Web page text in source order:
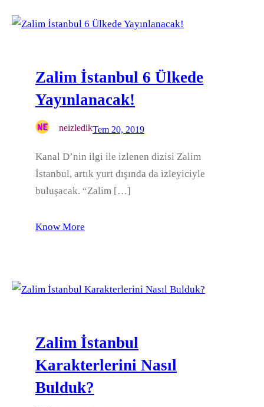
Zalim İstanbul 6 Ülkede
Yayınlanacak!
neizledikTem 20, 2019
Kanal D’nin ilgi ile izlenen dizisi Zalim
İstanbul, artık yurt dışında da izleyiciyle
buluşacak. “Zalim […]
Know More
Zalim İstanbul
Karakterlerini Nasıl
Bulduk?